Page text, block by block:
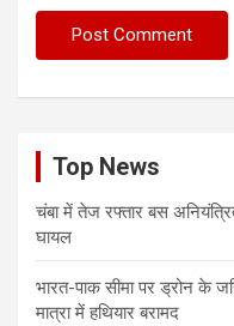
Top News
चंबा में तेज रफ्तार बस
घायल
भारत-पाक सीमा पर ड्रोन के
मात्रा में हथियार बरामद